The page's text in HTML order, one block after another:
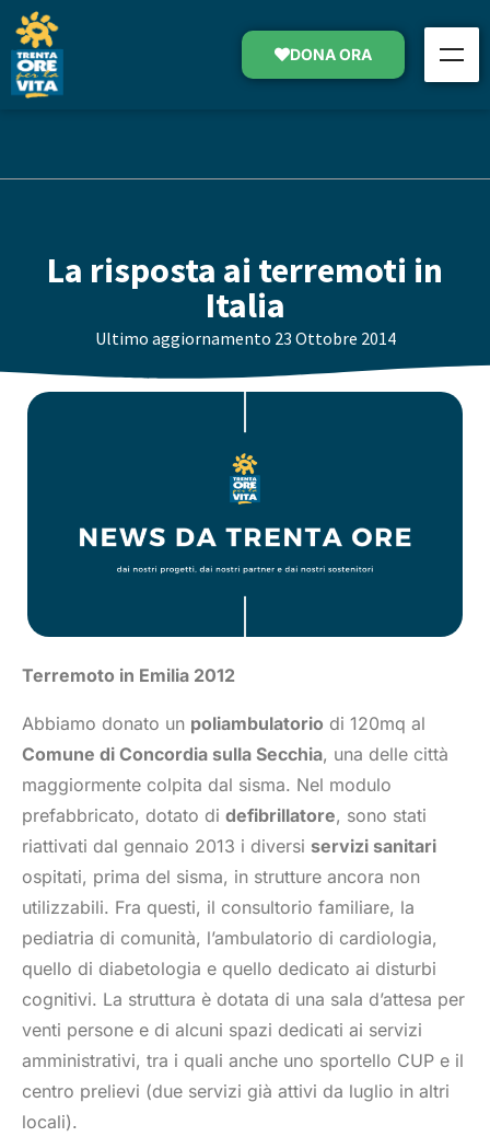
DONA ORA
La risposta ai terremoti in
Italia
Ultimo aggiornamento 23 Ottobre 2014
Terremoto in Emilia 2012
Abbiamo donato un poliambulatorio di 120mq al
Comune di Concordia sulla Secchia, una delle città
maggiormente colpita dal sisma. Nel modulo
prefabbricato, dotato di defibrillatore, sono stati
riattivati dal gennaio 2013 i diversi servizi sanitari
ospitati, prima del sisma, in strutture ancora non
utilizzabili. Fra questi, il consultorio familiare, la
pediatria di comunità, l’ambulatorio di cardiologia,
quello di diabetologia e quello dedicato ai disturbi
cognitivi. La struttura è dotata di una sala d’attesa per
venti persone e di alcuni spazi dedicati ai servizi
amministrativi, tra i quali anche uno sportello CUP e il
centro prelievi (due servizi già attivi da luglio in altri
locali).